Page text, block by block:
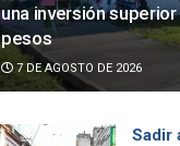
una inversión
pesos
7 DE AGOSTO DE 2026
Sadir